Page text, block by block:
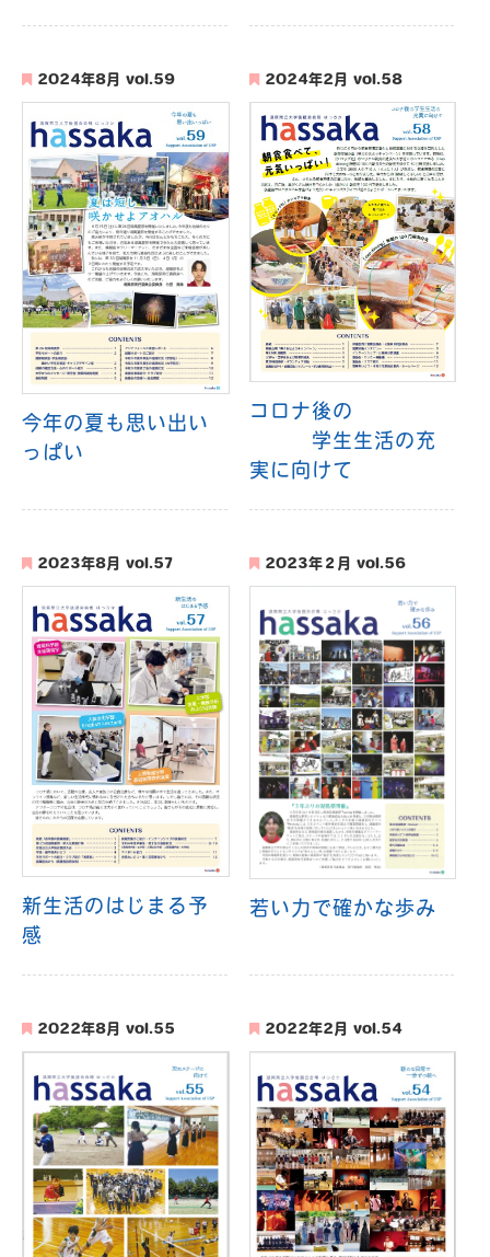
2024年8月 vol.59
今年の夏も思い出い
っぱい
2024年2月 vol.58
コロナ後の
学生生活の充
実に向けて
2023年8月 vol.57
新生活のはじまる予
感
2023年２月 vol.56
若い力で確かな歩み
2022年8月 vol.55 2022年2月 vol.54